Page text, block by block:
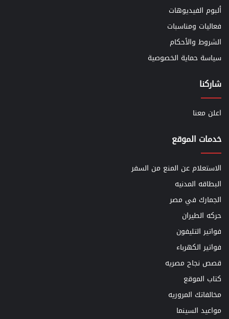
ألبوم الفيديوهات
فعاليات ومناسبات
الشروط والأحكام
سياسة حماية الخصوصية
شاركنا
اعلن معنا
خدمات الموقع
الاستعلام عن المنع من السفر
البطاقه المدنيه
الجمارك في مصر
حركه الطيران
فواتير التليفون
فواتير الكهرباء
قصص نجاح مصريه
كتاب الموقع
مخالفاتك المروريه
مواعيد السينما